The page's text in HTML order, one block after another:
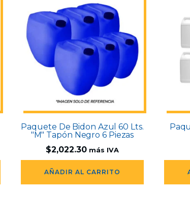
Paquete De Bidon Azul 60 Lts.
"M" Tapón Negro 6 Piezas
$2,022.30 más IVA
AÑADIR AL CARRITO